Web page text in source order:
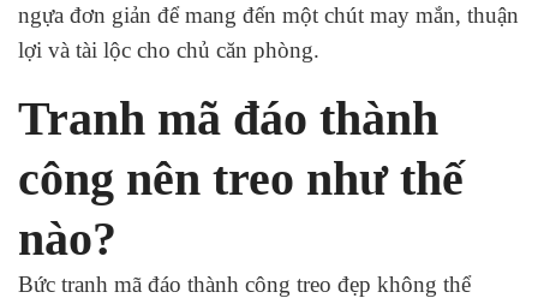
ngựa đơn giản để mang đến một chút may mắn, thuận
lợi và tài lộc cho chủ căn phòng.
Tranh mã đáo thành
công nên treo như thế
nào?
Bức tranh mã đáo thành công treo đẹp không thể